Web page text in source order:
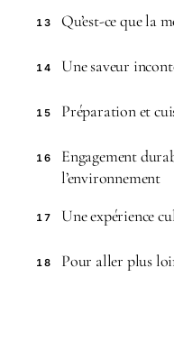
13 Qu’est-ce que la
14 Une saveur
15 Préparation et
16
Engagement
l’environnement
17 Une expérience
18 Pour aller plus